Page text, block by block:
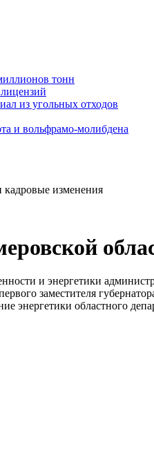
тонн
из угольных отходов
и вольфрамо-молибдена
кадровые изменения
и энергетики
заместителя
энергетики областного